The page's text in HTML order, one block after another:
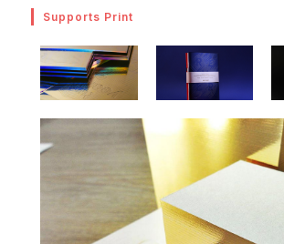
Supports Print